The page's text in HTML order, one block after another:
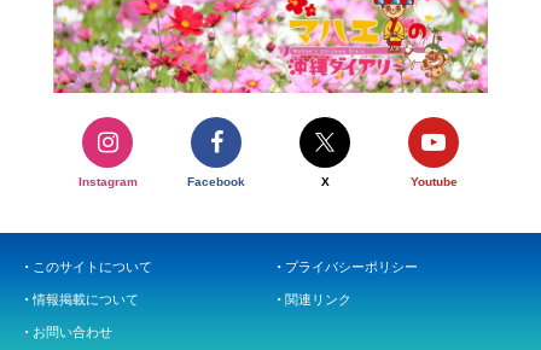
Instagram Facebook X Youtube
このサイトについて プライバシーポリシー
情報掲載について 関連リンク
お問い合わせ